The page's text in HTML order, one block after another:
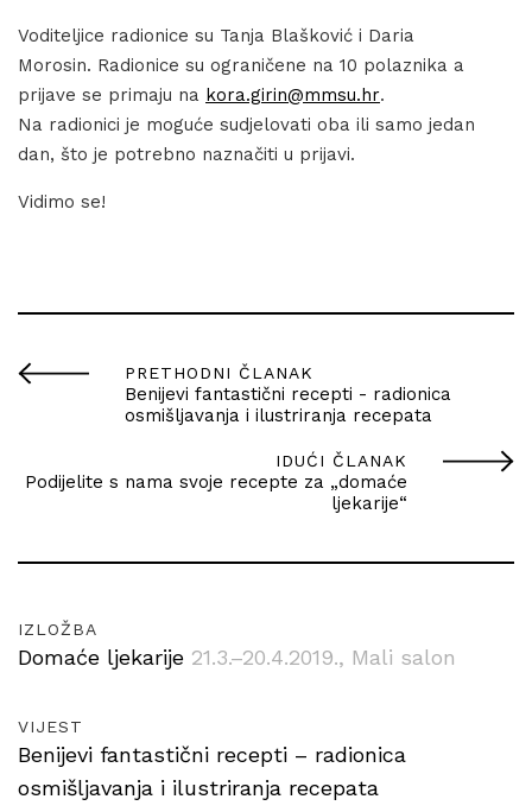
Voditeljice radionice su Tanja Blašković i Daria
Morosin. Radionice su ograničene na 10 polaznika a
prijave se primaju na kora.girin@mmsu.hr.
Na radionici je moguće sudjelovati oba ili samo jedan
dan, što je potrebno naznačiti u prijavi.
Vidimo se!
PRETHODNI ČLANAK
Benijevi fantastični recepti - radionica
osmišljavanja i ilustriranja recepata
IDUĆI ČLANAK
Podijelite s nama svoje recepte za „domaće
ljekarije“
IZLOŽBA
Domaće ljekarije 21.3.–20.4.2019., Mali salon
VIJEST
Benijevi fantastični recepti – radionica
osmišljavanja i ilustriranja recepata